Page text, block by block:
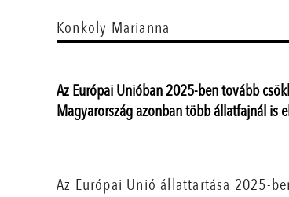
Konkoly Marianna
Az Európai Unióban 2025-ben tovább
Magyarország azonban több állatfajnál is
Az Európai Unió állattartása 2025-